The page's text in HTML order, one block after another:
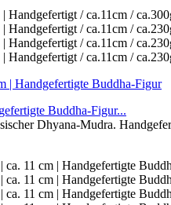
Buddha-Figur...
Dhyana-Mudra.